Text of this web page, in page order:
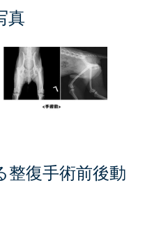
真
整復手術前後動